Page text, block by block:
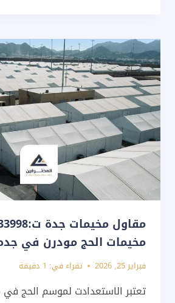
ت:
0537733998
–
مظلات
ساحات
مدارس
في
جده
مخيمات الحج مودرن في
فبراير 25, 2026 تقراء في: دقيقة
تعتبر الاستعدادت لموسم الحج في